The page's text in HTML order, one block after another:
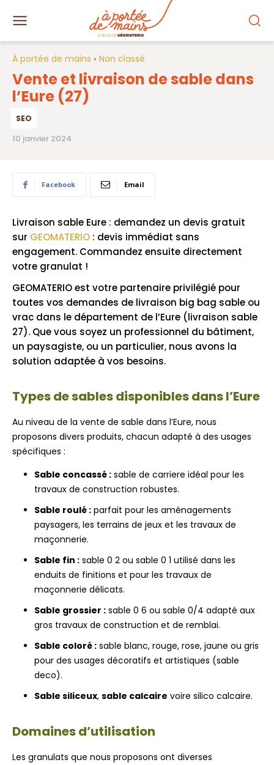
À portée de mains Non classé
Vente et livraison de sable dans
l’Eure (27)
SEO
10 janvier 2024
Facebook Email
Livraison sable Eure : demandez un devis gratuit
sur GEOMATERIO : devis immédiat sans
engagement. Commandez ensuite directement
votre granulat !
GEOMATERIO est votre partenaire privilégié pour
toutes vos demandes de livraison big bag sable ou
vrac dans le département de l’Eure (livraison sable
27). Que vous soyez un professionnel du bâtiment,
un paysagiste, ou un particulier, nous avons la
solution adaptée à vos besoins.
Types de sables disponibles dans l’Eure
Au niveau de la vente de sable dans l’Eure, nous
proposons divers produits, chacun adapté à des usages
spécifiques :
Sable concassé : sable de carriere idéal pour les
travaux de construction robustes.
Sable roulé : parfait pour les aménagements
paysagers, les terrains de jeux et les travaux de
maçonnerie.
Sable fin : sable 0 2 ou sable 0 1 utilisé dans les
enduits de finitions et pour les travaux de
maçonnerie délicats.
Sable grossier : sable 0 6 ou sable 0/4 adapté aux
gros travaux de construction et de remblai.
Sable coloré : sable blanc, rouge, rose, jaune ou gris
pour des usages décoratifs et artistiques (sable
deco).
Sable siliceux, sable calcaire voire silico calcaire.
Domaines d’utilisation
Les granulats que nous proposons ont diverses